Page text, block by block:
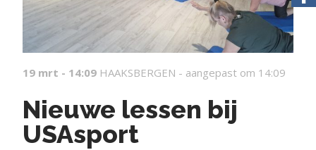
19 mrt - 14:09 HAAKSBERGEN - aangepast om 14:09
Nieuwe lessen bij
USAsport